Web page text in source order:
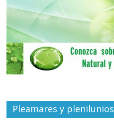
Pleamares y plenilunios